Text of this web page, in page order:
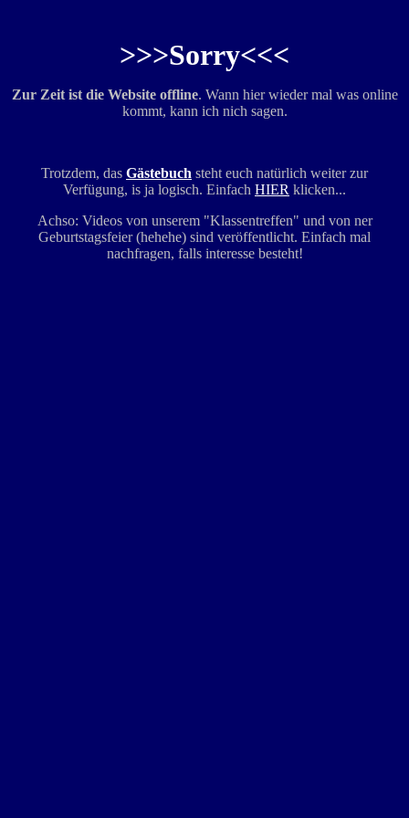
>>>Sorry<<<
Zur Zeit ist die Website offline. Wann hier wieder mal was online
kommt, kann ich nich sagen.
Trotzdem, das Gästebuch steht euch natürlich weiter zur
Verfügung, is ja logisch. Einfach HIER klicken...
Achso: Videos von unserem "Klassentreffen" und von ner
Geburtstagsfeier (hehehe) sind veröffentlicht. Einfach mal
nachfragen, falls interesse besteht!